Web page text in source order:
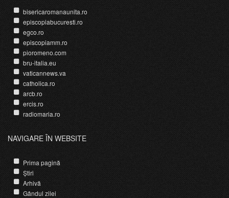
bisericaromanaunita.ro
episcopiabucuresti.ro
egco.ro
episcopiamm.ro
pioromeno.com
bru-italia.eu
vaticannews.va
catholica.ro
arcb.ro
ercis.ro
radiomaria.ro
NAVIGARE ÎN WEBSITE
Prima pagină
Știri
Arhivă
Gândul zilei